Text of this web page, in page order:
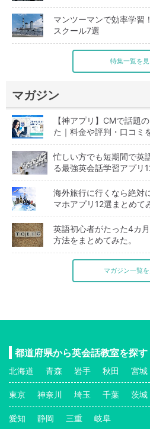
マンツーマンで効率学習
スクール7選
特集一覧を
マガジン
【神アプリ】CMで話題
た｜料金や評判・口コミ
忙しい方でも短期間で英
る最強英会話学習アプリ
海外旅行に行くなら絶対
マホアプリ12選まとめて
英語初心者がたった4カ
方法をまとめてみた。
マガジン一覧
都道府県から英会話教室を探す
北海道 青森 岩手 秋田 宮城
東京 神奈川 埼玉 千葉 茨城
愛知 静岡 三重 岐阜